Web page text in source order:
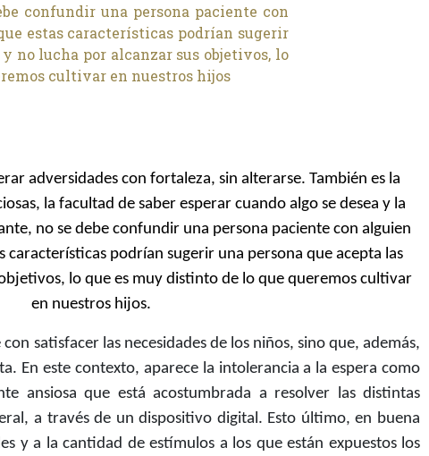
confundir una persona paciente con
estas características podrían sugerir
no lucha por alcanzar sus objetivos, lo
cultivar en nuestros hijos
adversidades con fortaleza, sin alterarse. También es la
la facultad de saber esperar cuando algo se desea y la
no se debe confundir una persona paciente con alguien
características podrían sugerir una persona que acepta las
lo que es muy distinto de lo que queremos cultivar
en nuestros hijos.
satisfacer las necesidades de los niños, sino que, además,
En este contexto, aparece la intolerancia a la espera como
ansiosa que está acostumbrada a resolver las distintas
a través de un dispositivo digital. Esto último, en buena
y a la cantidad de estímulos a los que están expuestos los